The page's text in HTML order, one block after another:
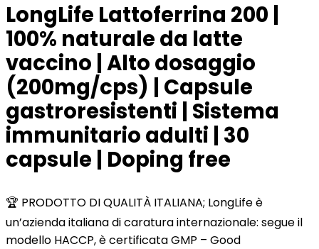
LongLife Lattoferrina 200 |
100% naturale da latte
vaccino | Alto dosaggio
(200mg/cps) | Capsule
gastroresistenti | Sistema
immunitario adulti | 30
capsule | Doping free
🏆 PRODOTTO DI QUALITÀ ITALIANA; LongLife è
un’azienda italiana di caratura internazionale: segue il
modello HACCP, è certificata GMP – Good